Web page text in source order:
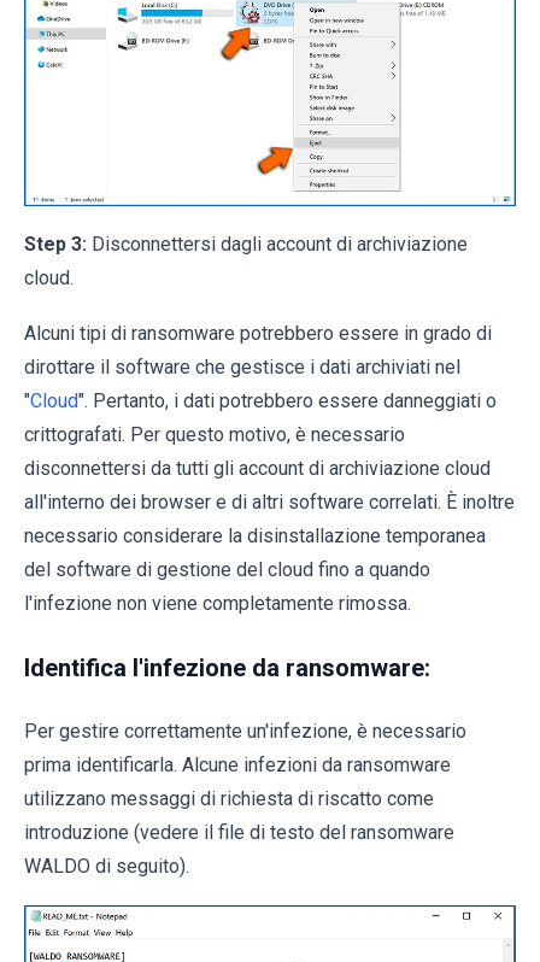
Step 3: Disconnettersi dagli account di archiviazione
cloud.
Alcuni tipi di ransomware potrebbero essere in grado di
dirottare il software che gestisce i dati archiviati nel
"Cloud". Pertanto, i dati potrebbero essere danneggiati o
crittografati. Per questo motivo, è necessario
disconnettersi da tutti gli account di archiviazione cloud
all'interno dei browser e di altri software correlati. È inoltre
necessario considerare la disinstallazione temporanea
del software di gestione del cloud fino a quando
l'infezione non viene completamente rimossa.
Identifica l'infezione da ransomware:
Per gestire correttamente un'infezione, è necessario
prima identificarla. Alcune infezioni da ransomware
utilizzano messaggi di richiesta di riscatto come
introduzione (vedere il file di testo del ransomware
WALDO di seguito).